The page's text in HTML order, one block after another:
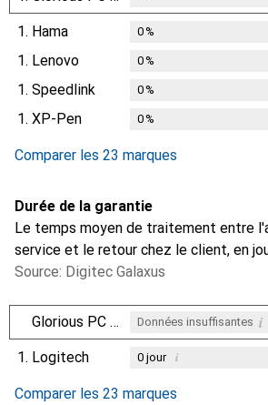
1. Hama 0%
1. Lenovo 0%
1. Speedlink 0%
1. XP-Pen 0%
Comparer les 23 marques
Durée de la garantie
Le temps moyen de traitement entre
service et le retour chez le client, en
Source: Digitec Galaxus
Glorious PC Gaming Race Données insuffisantes i
1. Logitech 0jour i
Comparer les 23 marques